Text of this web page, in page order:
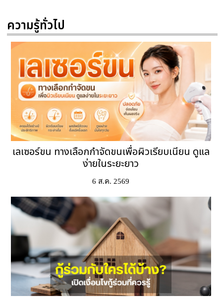
ความรู้ทั่วไป
เลเซอร์ขน ทางเลือกกำจัดขนเพื่อผิวเรียบเนียน ดูแล
ง่ายในระยะยาว
6 ส.ค. 2569